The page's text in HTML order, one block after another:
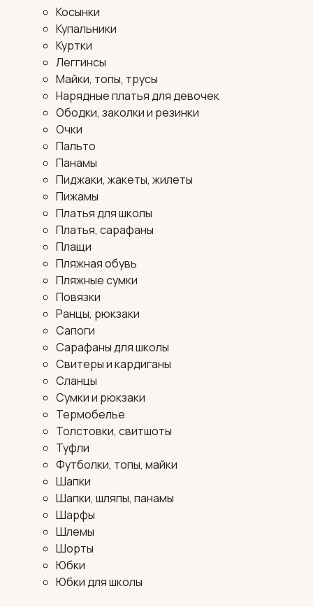
Косынки
Купальники
Куртки
Леггинсы
Майки, топы, трусы
Нарядные платья для девочек
Ободки, заколки и резинки
Очки
Пальто
Панамы
Пиджаки, жакеты, жилеты
Пижамы
Платья для школы
Платья, сарафаны
Плащи
Пляжная обувь
Пляжные сумки
Повязки
Ранцы, рюкзаки
Сапоги
Сарафаны для школы
Свитеры и кардиганы
Сланцы
Сумки и рюкзаки
Термобелье
Толстовки, свитшоты
Туфли
Футболки, топы, майки
Шапки
Шапки, шляпы, панамы
Шарфы
Шлемы
Шорты
Юбки
Юбки для школы